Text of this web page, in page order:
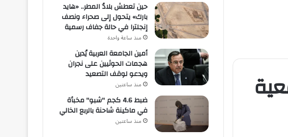
حين تعطش بلادُ المطر.. «هايد
بارك» يتحول إلى صحراء ونصف
إنجلترا في حالة جفاف رسمية
منذ ساعة واحدة
أمين الجامعة العربية يُدين
هجمات الحوثيين على نجران
ويدعو لوقف التصعيد
منذ ساعتين
ضبط 4.6 كجم "شبو" مخبأة
في ماكينة شاحنة بالربع الخالي
منذ ساعتين